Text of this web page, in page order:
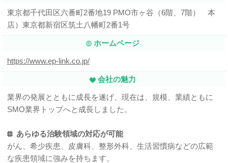
東京都千代田区六番町2番地19 PMO市ヶ谷（6階、7階） 本
店）東京都新宿区筑土八幡町2番1号
ホームページ
https://www.ep-link.co.jp/
会社の魅力
業界の発展とともに成長を遂げ、現在は、規模、業績ともに
SMO業界トップへと成長しました。
あらゆる治験領域の対応が可能
がん、希少疾患、皮膚科、整形外科、生活習慣病などの広範
な疾患領域に強みを持ちます。